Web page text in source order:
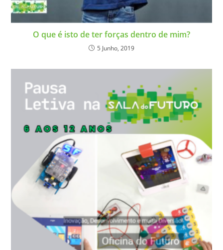
O que é isto de ter forças dentro de mim?
5 Junho, 2019